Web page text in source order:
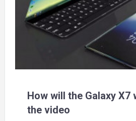
How will the Galaxy X7
the video